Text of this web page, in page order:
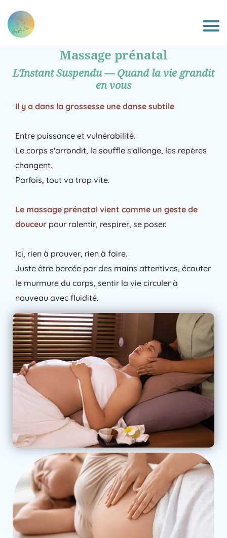
Massage prénatal
L'Instant Suspendu — Quand la vie grandit
en vous
Il y a dans la grossesse une danse subtile
Entre puissance et vulnérabilité.
Le corps s'arrondit, le souffle s'allonge, les repères
changent.
Parfois, tout va trop vite.
Le massage prénatal vient comme un geste de
douceur pour ralentir, respirer, se poser.
Ici, rien à prouver, rien à faire.
Juste être bercée par des mains attentives, écouter
le murmure du corps, sentir la vie circuler à
nouveau avec fluidité.